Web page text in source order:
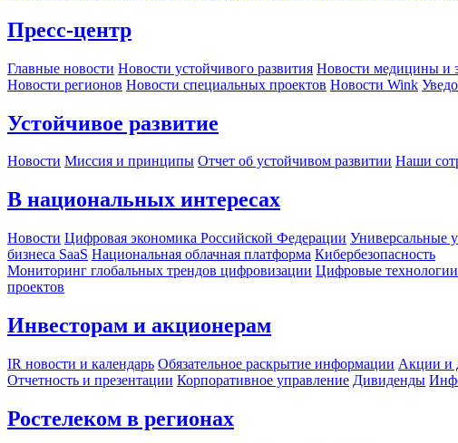
Пресс-центр
Главные новости Новости устойчивого развития Новости медицины и
Новости регионов Новости специальных проектов Новости Wink
Устойчивое развитие
Новости Миссия и принципы Отчет об устойчивом развитии Наши
В национальных интересах
Новости Цифровая экономика Российской Федерации Универсальные
бизнеса SaaS Национальная облачная платформа Кибербезопасность
Мониторинг глобальных трендов цифровизации Цифровые
проектов
Инвесторам и акционерам
IR новости и календарь Обязательное раскрытие информации Акции и
Отчетность и презентации Корпоративное управление Дивиденды
Ростелеком в регионах